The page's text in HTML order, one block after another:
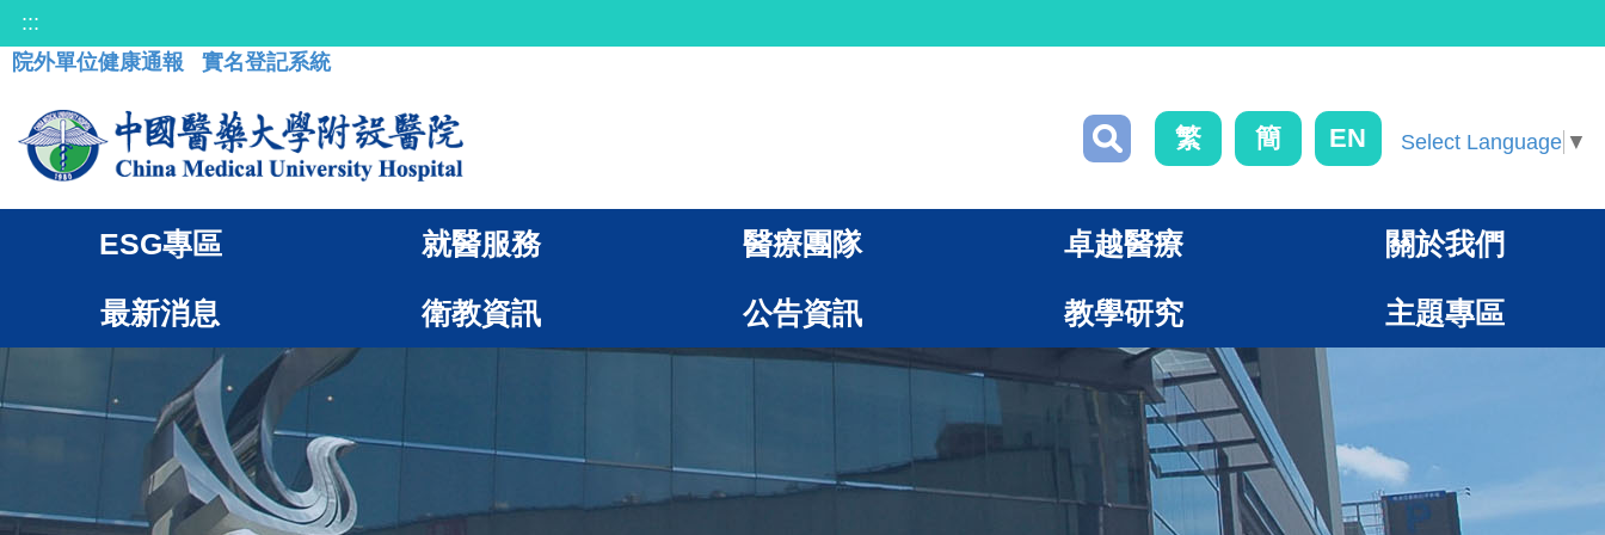
:::
院外單位健康通報
實名登記系統
繁 簡 EN Select Language ▼
ESG專區 就醫服務 醫療團隊 卓越醫療 關於我們
最新消息 衛教資訊 公告資訊 教學研究 主題專區